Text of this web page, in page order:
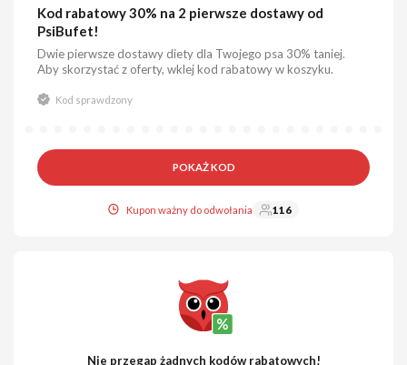
Kod rabatowy 30% na 2 pierwsze dostawy od
PsiBufet!
Dwie pierwsze dostawy diety dla Twojego psa 30% taniej.
Aby skorzystać z oferty, wklej kod rabatowy w koszyku.
Kod sprawdzony
POKAŻ KOD
Kupon ważny do odwołania 116
Nie przegap żadnych kodów rabatowych!